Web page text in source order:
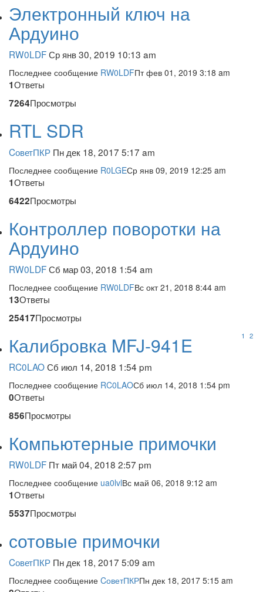
Электронный ключ на
Ардуино
RW0LDFСр янв 30, 2019 10:13 am
Последнее сообщение RW0LDFПт фев 01, 2019 3:18 am
1Ответы
7264Просмотры
RTL SDR
CоветПКР Пн дек 18, 2017 5:17 am
Последнее сообщение R0LGEСр янв 09, 2019 12:25 am
1Ответы
6422Просмотры
Контроллер поворотки на
Ардуино
RW0LDFСб мар 03, 2018 1:54 am
Последнее сообщение RW0LDFВс окт 21, 2018 8:44 am
13Ответы
25417Просмотры
1 2
Калибровка MFJ-941E
RC0LAOСб июл 14, 2018 1:54 pm
Последнее сообщение RC0LAOСб июл 14, 2018 1:54 pm
0Ответы
856Просмотры
Компьютерные примочки
RW0LDF Пт май 04, 2018 2:57 pm
Последнее сообщение ua0lvlВс май 06, 2018 9:12 am
1Ответы
5537Просмотры
сотовые примочки
CоветПКР Пн дек 18, 2017 5:09 am
Последнее сообщение CоветПКРПн дек 18, 2017 5:15 am